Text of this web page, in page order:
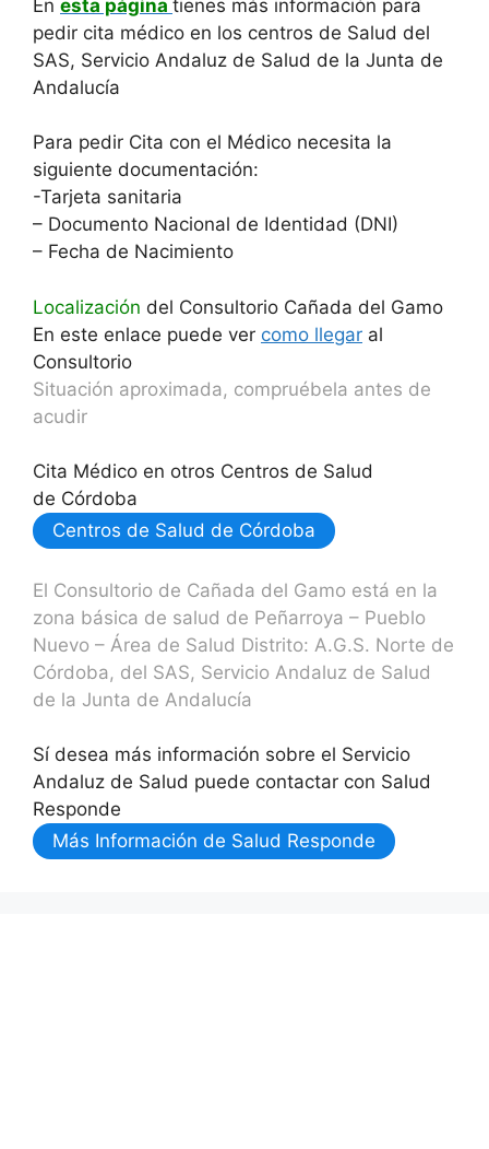
En esta página tienes más información para
pedir cita médico en los centros de Salud del
SAS, Servicio Andaluz de Salud de la Junta de
Andalucía
Para pedir Cita con el Médico necesita la
siguiente documentación:
-Tarjeta sanitaria
– Documento Nacional de Identidad (DNI)
– Fecha de Nacimiento
Localización del Consultorio Cañada del Gamo
En este enlace puede ver como llegar al
Consultorio
Situación aproximada, compruébela antes de
acudir
Cita Médico en otros Centros de Salud
de Córdoba
Centros de Salud de Córdoba
El Consultorio de Cañada del Gamo está en la
zona básica de salud de Peñarroya – Pueblo
Nuevo – Área de Salud Distrito: A.G.S. Norte de
Córdoba, del SAS, Servicio Andaluz de Salud
de la Junta de Andalucía
Sí desea más información sobre el Servicio
Andaluz de Salud puede contactar con Salud
Responde
Más Información de Salud Responde